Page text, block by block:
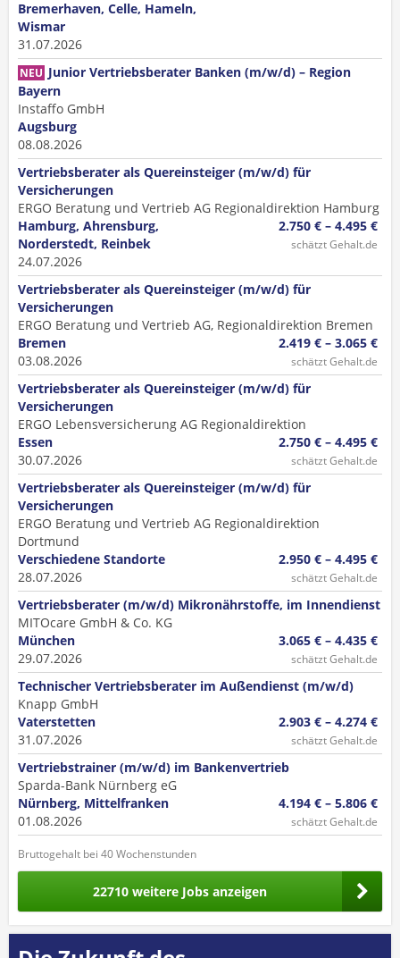
Bremerhaven, Celle, Hameln,
Wismar
31.07.2026
NEU Junior Vertriebsberater Banken (m/w/d) – Region
Bayern
Instaffo GmbH
Augsburg
08.08.2026
Vertriebsberater als Quereinsteiger (m/w/d) für
Versicherungen
ERGO Beratung und Vertrieb AG Regionaldirektion Hamburg
Hamburg, Ahrensburg,
Norderstedt, Reinbek
24.07.2026
2.750 € – 4.495 €
schätzt Gehalt.de
Vertriebsberater als Quereinsteiger (m/w/d) für
Versicherungen
ERGO Beratung und Vertrieb AG, Regionaldirektion Bremen
Bremen
03.08.2026
2.419 € – 3.065 €
schätzt Gehalt.de
Vertriebsberater als Quereinsteiger (m/w/d) für
Versicherungen
ERGO Lebensversicherung AG Regionaldirektion
Essen
30.07.2026
2.750 € – 4.495 €
schätzt Gehalt.de
Vertriebsberater als Quereinsteiger (m/w/d) für
Versicherungen
ERGO Beratung und Vertrieb AG Regionaldirektion
Dortmund
Verschiedene Standorte
28.07.2026
2.950 € – 4.495 €
schätzt Gehalt.de
Vertriebsberater (m/w/d) Mikronährstoffe, im Innendienst
MITOcare GmbH & Co. KG
München
29.07.2026
3.065 € – 4.435 €
schätzt Gehalt.de
Technischer Vertriebsberater im Außendienst (m/w/d)
Knapp GmbH
Vaterstetten
31.07.2026
2.903 € – 4.274 €
schätzt Gehalt.de
Vertriebstrainer (m/w/d) im Bankenvertrieb
Sparda-Bank Nürnberg eG
Nürnberg, Mittelfranken
01.08.2026
4.194 € – 5.806 €
schätzt Gehalt.de
Bruttogehalt bei 40 Wochenstunden
22710 weitere Jobs anzeigen